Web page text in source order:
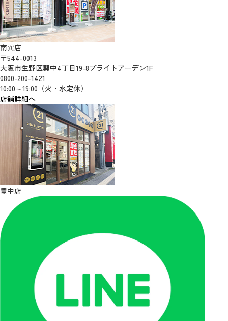
南巽店
〒544-0013
大阪市生野区巽中4丁目19-8ブライトアーデン1F
0800-200-1421
10:00～19:00（火・水定休）
店舗詳細へ
豊中店